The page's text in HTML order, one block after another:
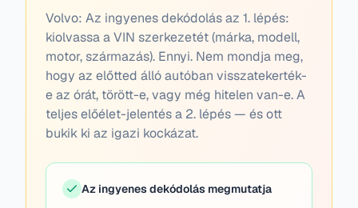
Volvo: Az ingyenes dekódolás az 1. lépés:
kiolvassa a VIN szerkezetét (márka, modell,
motor, származás). Ennyi. Nem mondja meg,
hogy az előtted álló autóban visszatekerték-
e az órát, törött-e, vagy még hitelen van-e. A
teljes előélet-jelentés a 2. lépés — és ott
bukik ki az igazi kockázat.
Az ingyenes dekódolás megmutatja